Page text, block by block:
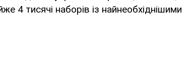
4 тисячі наборів із найнеобхіднішими